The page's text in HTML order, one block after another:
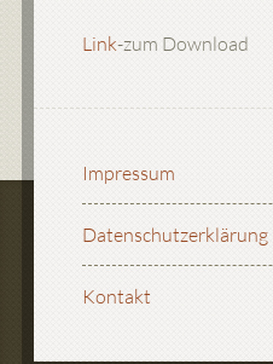
Link-zum Download
Impressum
Datenschutzerklärung
Kontakt